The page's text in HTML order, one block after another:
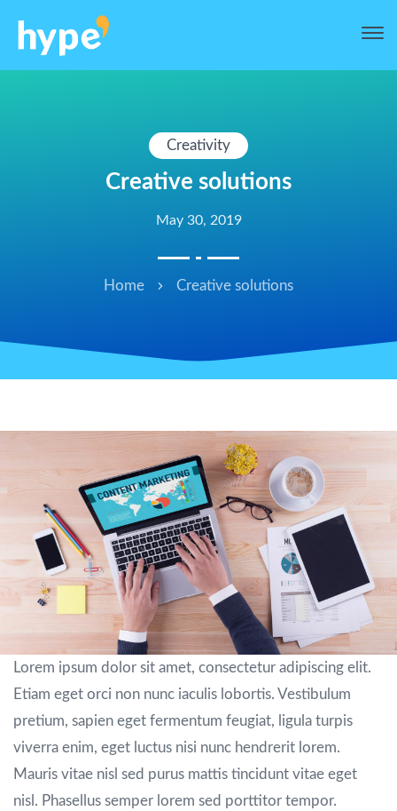
Creativity
Creative solutions
May 30, 2019
Home Creative solutions
Lorem ipsum dolor sit amet, consectetur adipiscing elit.
Etiam eget orci non nunc iaculis lobortis. Vestibulum
pretium, sapien eget fermentum feugiat, ligula turpis
viverra enim, eget luctus nisi nunc hendrerit lorem.
Mauris vitae nisl sed purus mattis tincidunt vitae eget
nisl. Phasellus semper lorem sed porttitor tempor.